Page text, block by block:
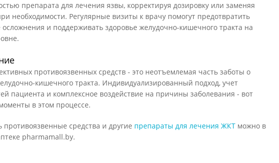
препарата для лечения язвы, корректируя дозировку или заменяя
необходимости. Регулярные визиты к врачу помогут предотвратить
и поддерживать здоровье желудочно-кишечного тракта на
противоязвенных средств - это неотъемлемая часть заботы о
кишечного тракта. Индивидуализированный подход, учет
пациента и комплексное воздействие на причины заболевания - вот
в этом процессе.
противоязвенные средства и другие препараты для лечения ЖКТ можно в
pharmamall.by.